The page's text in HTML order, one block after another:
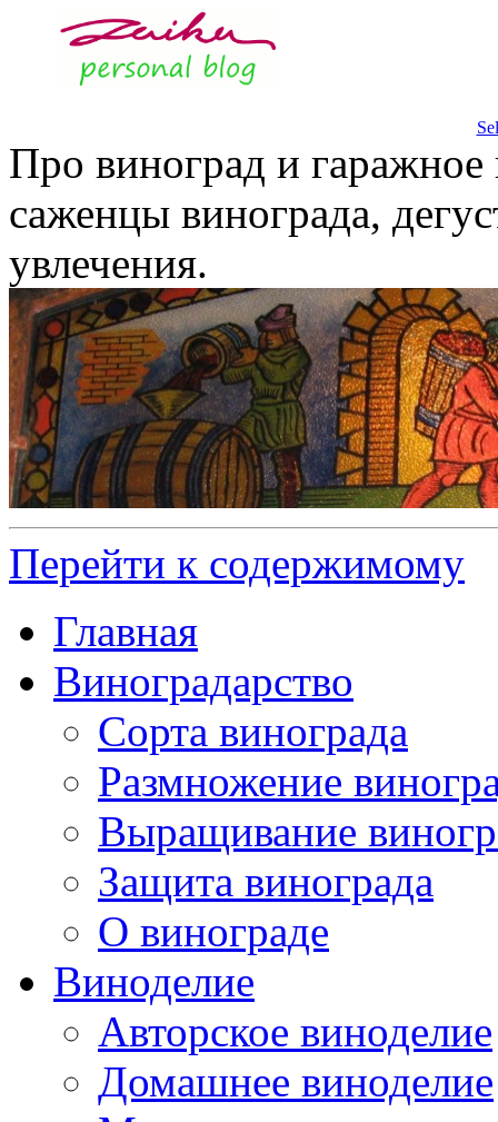
Про виноград и
саженцы винограда,
увлечения.
Перейти к содержимому
Главная
Виноградарство
Сорта винограда
Размножение
Выращивание
Защита винограда
О винограде
Виноделие
Авторское виноделие
Домашнее виноделие